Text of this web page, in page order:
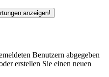
anzeigen!
Benutzern abgegeben
erstellen Sie einen neuen